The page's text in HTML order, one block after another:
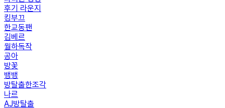
후기 라운지
킹부끄
한교동팬
김베르
월하독작
공아
방꽃
뱅뱅
방탈출한조각
나르
AJ방탈출